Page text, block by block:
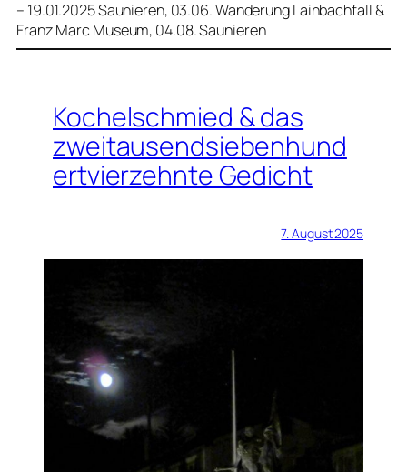
– 19.01.2025 Saunieren, 03.06. Wanderung Lainbachfall &
Franz Marc Museum, 04.08. Saunieren
Kochelschmied & das
zweitausendsiebenhund
ertvierzehnte Gedicht
7. August 2025